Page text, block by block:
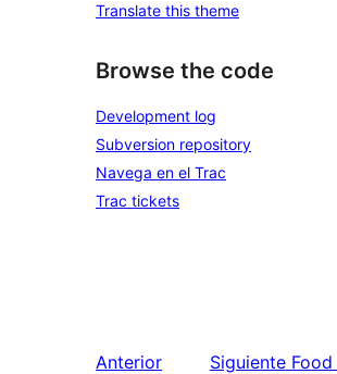
Translate this theme
Browse the code
Development log
Subversion repository
Navega en el Trac
Trac tickets
Anterior
Siguiente